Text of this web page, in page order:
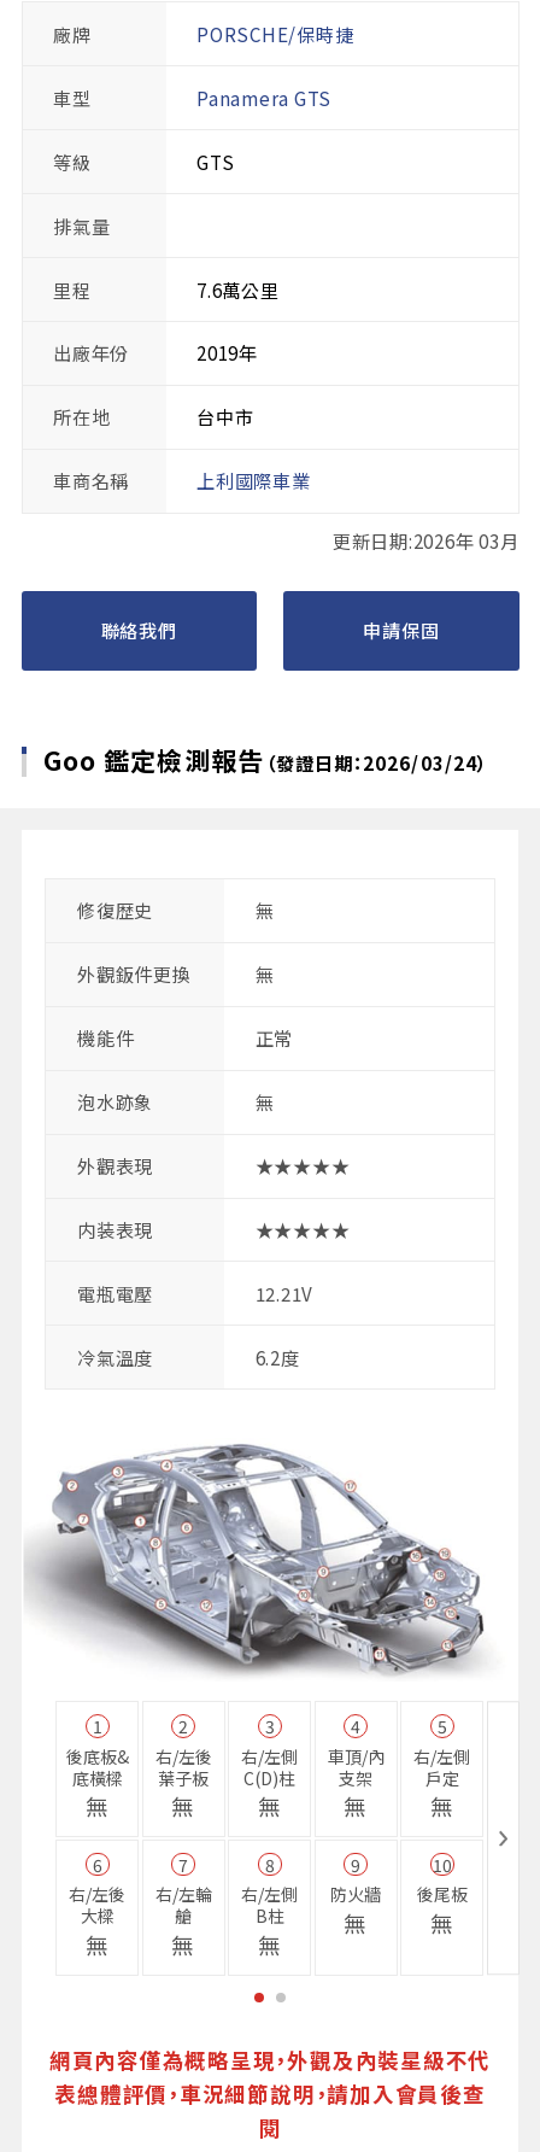
廠牌 PORSCHE/保時捷
車型 Panamera GTS
等級 GTS
排氣量
里程 7.6萬公里
出廠年份 2019年
所在地 台中市
車商名稱 上利國際車業
更新日期:2026年 03月
聯絡我們 申請保固
Goo 鑑定檢測報告 （發證日期：2026/03/24）
修復歴史 無
外觀鈑件更換 無
機能件 正常
泡水跡象 無
外觀表現 ★★★★★
内装表現 ★★★★★
電瓶電壓 12.21V
冷氣溫度 6.2度
1
後底板&
底橫樑
無
2
右/左後
葉子板
無
3
右/左側
C(D)柱
無
4
車頂/內
支架
無
5
右/左側
戶定
無
6
右/左後
大樑
無
7
右/左輪
艙
無
8
右/左側
B柱
無
9
防火牆
無
10
後尾板
無
網頁內容僅為概略呈現，外觀及內裝星級不代
表總體評價，車況細節說明，請加入會員後查
閱